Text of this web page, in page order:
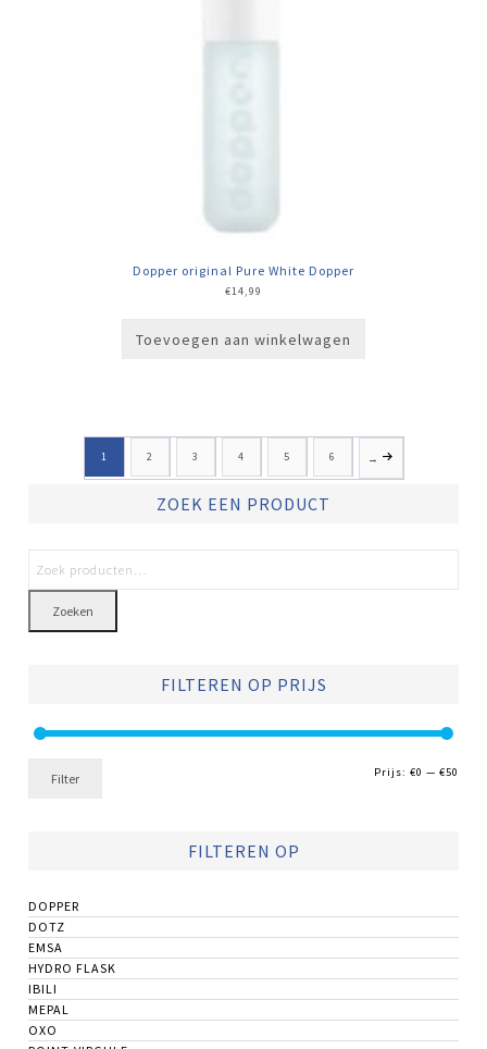
Dopper original Pure White Dopper
€14,99
Toevoegen aan winkelwagen
1 2 3 4 5 6 →
ZOEK EEN PRODUCT
Zoeken
FILTEREN OP PRIJS
Filter Prijs: €0 — €50
FILTEREN OP
DOPPER
DOTZ
EMSA
HYDRO FLASK
IBILI
MEPAL
OXO